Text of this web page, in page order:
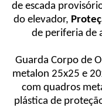
de escada
do elevador,
de periferia de
Guarda Corpo de
metalon 25x25 e
com quadros
plástica de